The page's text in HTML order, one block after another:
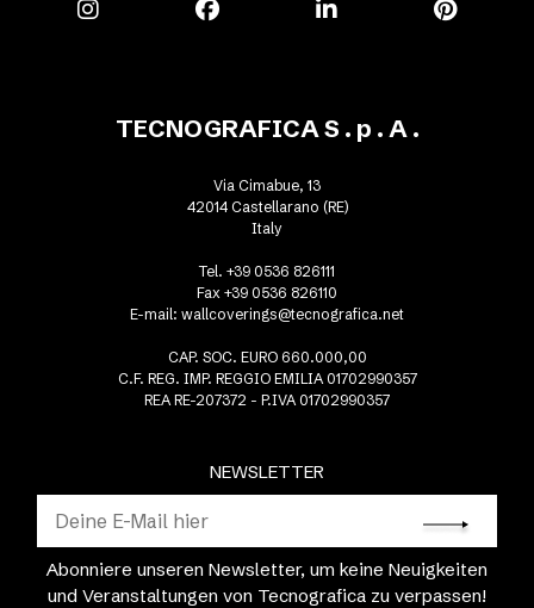
NEWSLETTER
Abonniere unseren Newsletter, um keine Neuigkeiten
und Veranstaltungen von Tecnografica zu verpassen!
TECNOGRAFICA S . p . A .
Via Cimabue, 13
42014 Castellarano (RE)
Italy
Tel. +39 0536 826111
Fax +39 0536 826110
E-mail: wallcoverings@tecnografica.net
CAP. SOC. EURO 660.000,00
C.F. REG. IMP. REGGIO EMILIA 01702990357
REA RE-207372 - P.IVA 01702990357